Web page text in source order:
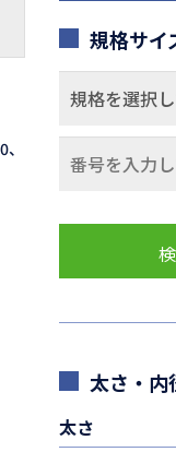
規格サイ
太さ・内
太さ